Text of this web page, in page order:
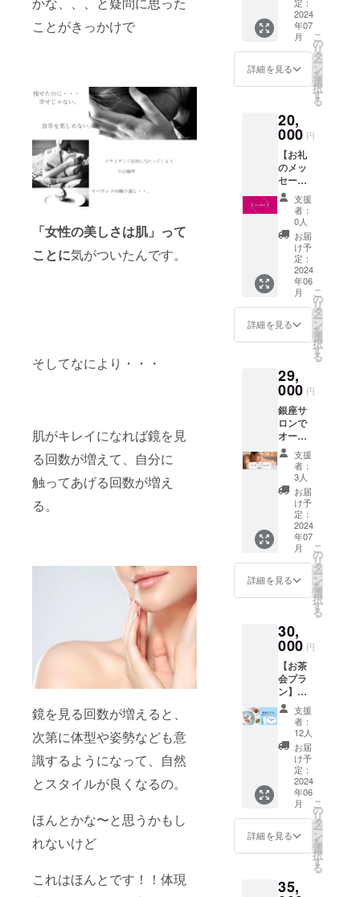
ことがきっかけで
「女性の美しさは肌」って
ことに気がついたんです。
そしてなにより・・・
肌がキレイになれば鏡を見
る回数が増えて、自分に
触ってあげる回数が増え
る。
鏡を見る回数が増えると、
次第に体型や姿勢なども意
識するようになって、自然
とスタイルが良くなるの。
ほんとかな〜と思うかもし
れないけど
これはほんとです！！体現
さい。
※商品に
は送料
が含ま
れてい
ます。
トにも
最適で
す！
ハーブ
ピーリ
ング、
シャ
ル、
ヘッド
スパ…
（男性
も歓
迎！）
※チケッ
ト有効
期限：
リター
ンお届
け日よ
り1ヶ月
以内に
ご利用
くださ
医療、
診療行
為では
ござい
ませ
ん。効
果には
個人差
がござ
います
ことを
あらか
じめご
了承く
ださ
【艶肌
女神】
1ヶ月分
粒／30
日分）
販売予
定価
格：
15,120
円 ※商
品には
送料が
含まれ
ていま
す。 ※
原材料
及び添
加物等
表示は
お届け
に表記
なたの
Instagr
amをコ
ンサル
ティン
グ！＋
艶肌女
【艶肌
女神】
1ヶ月分
1袋（90
粒／30
日分）
販売予
定価
格：
15,120
円 ※商
品には
送料が
含まれ
ていま
す。
2024
年07
月
詳細を見る
こ
の
リ
タ
ー
ン
を
選
択
す
る
20,
000 円
【お礼
のメッ
セー
ジ】 石
井寛子
から動
画でお
礼の
メッ
セージ
をお届
けしま
す。 ・
収録時
間：1分
間前後
方法：
メール
にてお
送り致
します
支援
者：
0人
お届
け予
定：
2024
年06
月
詳細を見る
こ
の
リ
タ
ー
ン
を
選
択
す
る
29,
000 円
銀座サ
ロンで
オー
ダーメ
イドエ
ステ 60
分×2
29,000
円 【銀
座サロ
ンで
オー
ダーメ
イドエ
ステ60
分✕1】
子の銀
座サロ
ンにて
オー
ダーメ
イドエ
ステ2回
券＋艶
肌女神
1袋 プ
レゼン
トにも
最適で
す！
ハーブ
ピーリ
ング、
シャ
支援
者：
3人
お届
け予
定：
2024
年07
月
詳細を見る
こ
の
リ
タ
ー
ン
を
選
択
す
る
30,
000 円
【お茶
会プラ
ン】ホ
テルア
フタ
ヌーン
ティー
＋艶肌
女神 1
袋 石井
寛子本
人とホ
テルで
アフタ
ヌーン
ティー
ます。
支援
者：
12人
お届
け予
定：
2024
年06
月
詳細を見る
こ
の
リ
タ
ー
ン
を
選
択
す
る
35,